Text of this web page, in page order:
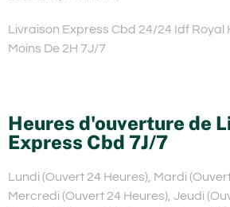
Livraison Express Cbd 24/24 Idf Royal
Moins De 2H 7J/7
Heures d'ouverture de
Express Cbd 7J/7
Lundi (Ouvert 24 Heures), Mardi
Mercredi (Ouvert 24 Heures), Jeudi